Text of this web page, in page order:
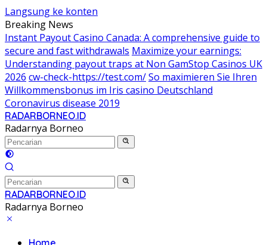
Langsung ke konten
Breaking News
Instant Payout Casino Canada: A comprehensive guide to
secure and fast withdrawals Maximize your earnings:
Understanding payout traps at Non GamStop Casinos UK
2026 cw-check-https://test.com/So maximieren Sie Ihren
Willkommensbonus im Iris casino Deutschland
Coronavirus disease 2019
RADARBORNEO.ID
Radarnya Borneo
RADARBORNEO.ID
Radarnya Borneo
Home